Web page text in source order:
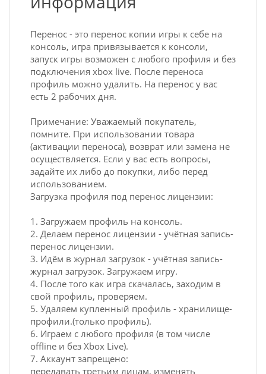
Перенос - это перенос копии игры к себе на
консоль, игра привязывается к консоли,
запуск игры возможен с любого профиля и без
подключения xbox live. После переноса
профиль можно удалить. На перенос у вас
есть 2 рабочих дня.
Примечание: Уважаемый покупатель,
помните. При использовании товара
(активации переноса), возврат или замена не
осуществляется. Если у вас есть вопросы,
задайте их либо до покупки, либо перед
использованием.
Загрузка профиля под перенос лицензии:
1. Загружаем профиль на консоль.
2. Делаем перенос лицензии - учётная запись-
перенос лицензии.
3. Идём в журнал загрузок - учётная запись-
журнал загрузок. Загружаем игру.
4. После того как игра скачалась, заходим в
свой профиль, проверяем.
5. Удаляем купленный профиль - хранилище-
профили.(только профиль).
6. Играем с любого профиля (в том числе
offline и без Xbox Live).
7. Аккаунт запрещено:
передавать третьим лицам, изменять